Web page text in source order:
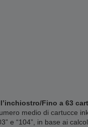
Fino a 63
medio di cartucce
e “104”, in base ai